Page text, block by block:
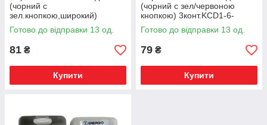
(чорний с
зел.кнопкою,широкий)
3конт.KCD1-6-201N Gr/Bk
ON-OFF ЕО
Готово до відправки 13 од.
81 ₴
Купити
(чорний с зел/червоною
кнопкою) 3конт.KCD1-6-
2101N Gr+Rd/Bk ON-OFF ЕО
Готово до відправки 13 од.
79 ₴
Купити